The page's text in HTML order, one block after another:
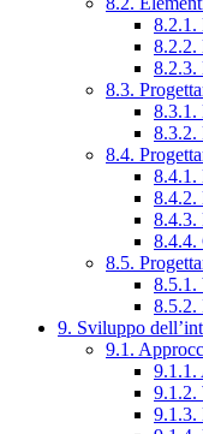
8.2.1.
8.2.2.
8.2.3.
8.3.
8.3.1.
8.3.2.
8.4.
8.4.1.
8.4.2.
8.4.3.
8.4.4.
8.5.
8.5.1.
8.5.2.
9. Sviluppo
9.1.
9.1.1.
9.1.2.
9.1.3.